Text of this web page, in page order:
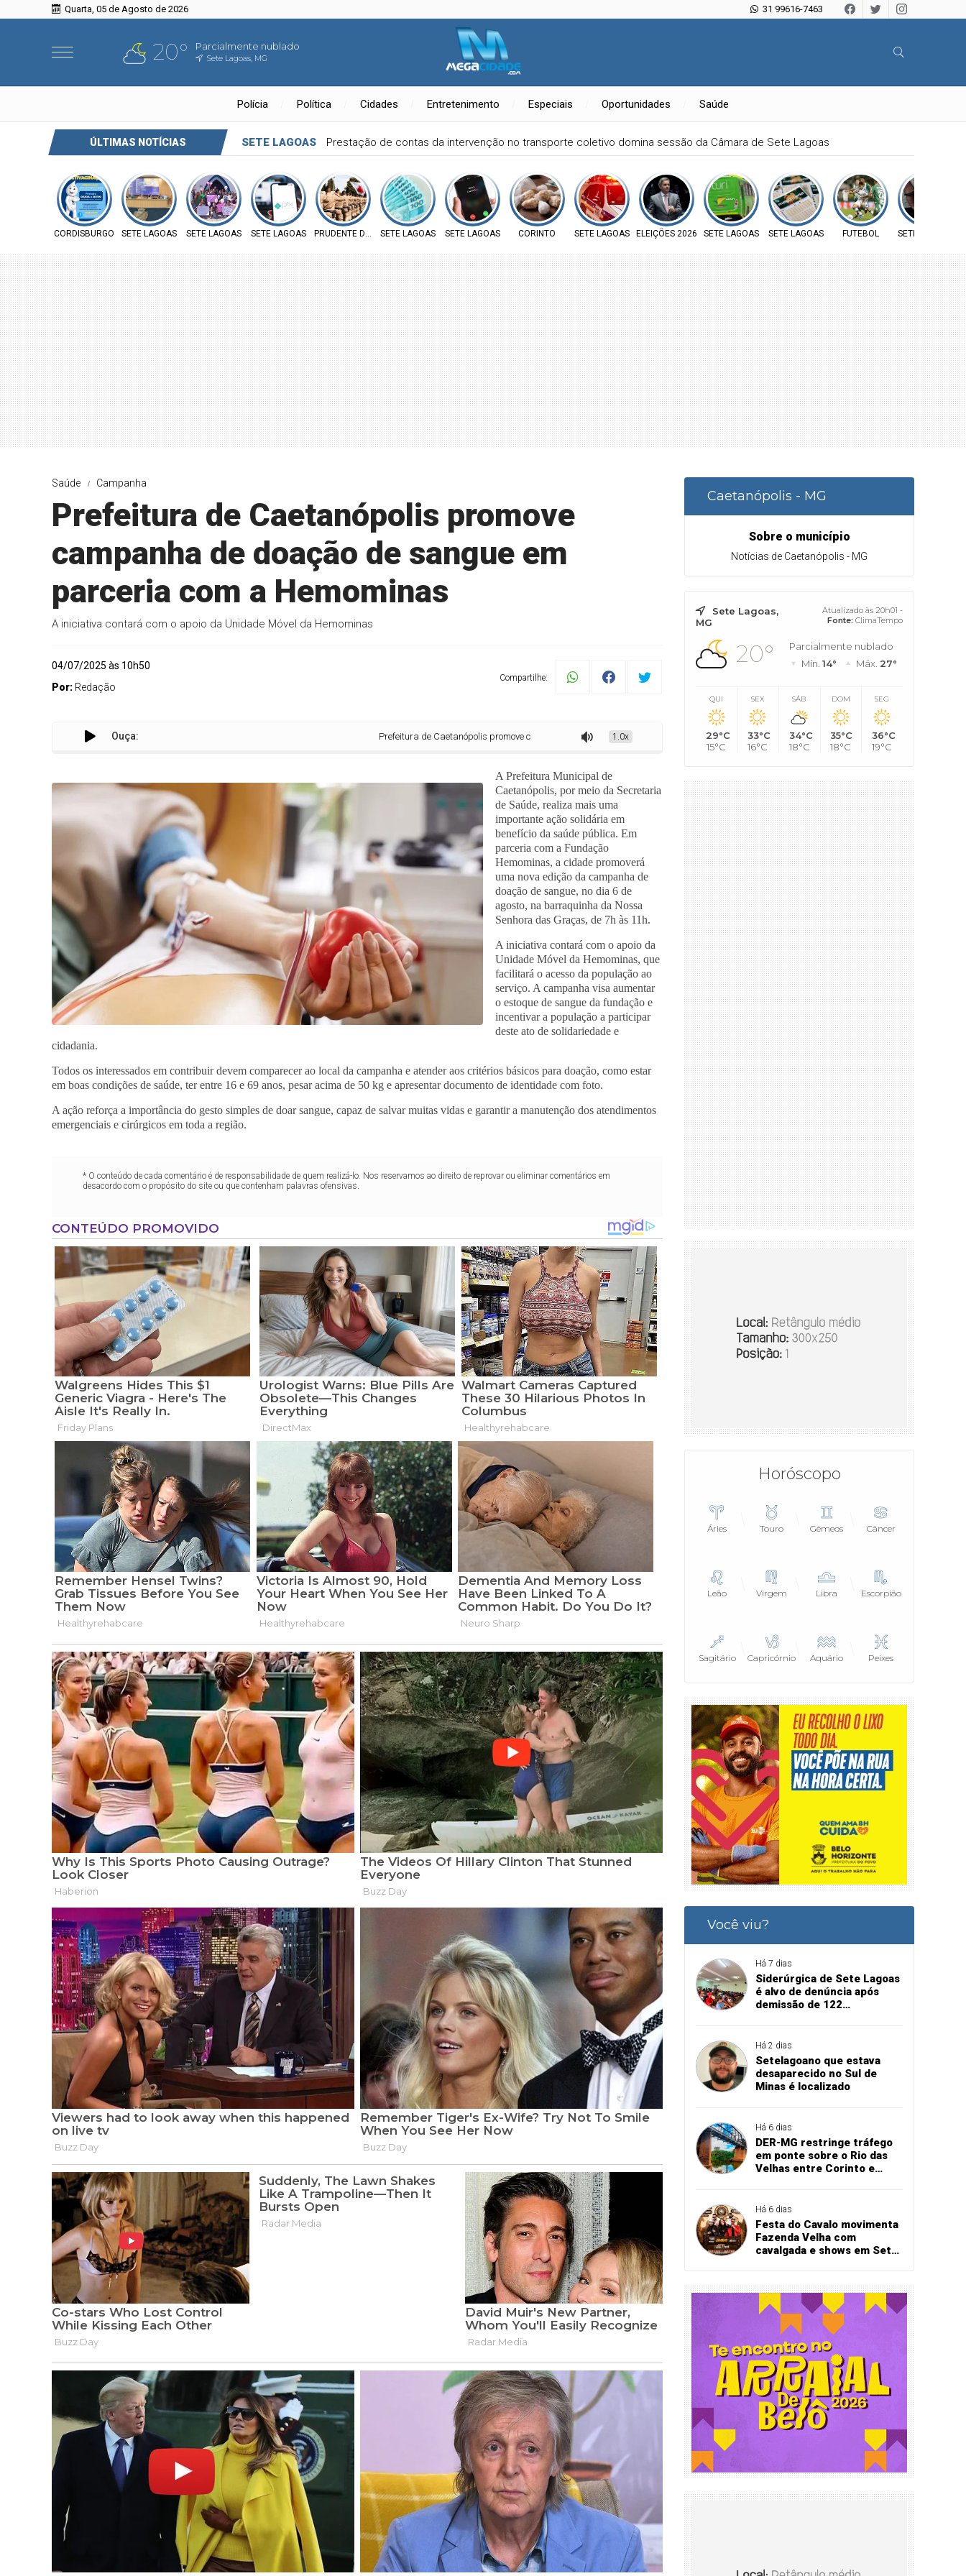
Quarta, 05 de Agosto de 2026 31 99616-7463
20° Parcialmente nublado
Sete Lagoas, MG
Polícia Política Cidades Entretenimento Especiais Oportunidades Saúde
ÚLTIMAS NOTÍCIAS SETE LAGOAS Prestação de contas da intervenção no transporte coletivo domina sessão da Câmara de Sete Lagoas
CORDISBURGO SETE LAGOAS SETE LAGOAS SETE LAGOAS PRUDENTE DE MORAISSETE LAGOAS SETE LAGOAS CORINTO SETE LAGOAS ELEIÇÕES 2026 SETE LAGOAS SETE LAGOAS FUTEBOL SETE LAGOAS
Saúde Campanha
Prefeitura de Caetanópolis promove
campanha de doação de sangue em
parceria com a Hemominas
A iniciativa contará com o apoio da Unidade Móvel da Hemominas
04/07/2025 às 10h50
Por: Redação
Compartilhe:
Ouça: Prefeitura de Caetanópolis promove campanha de doação de sangue em parceria com a Hemominas
1.0x
A Prefeitura Municipal de
Caetanópolis, por meio da Secretaria
de Saúde, realiza mais uma
importante ação solidária em
benefício da saúde pública. Em
parceria com a Fundação
Hemominas, a cidade promoverá
uma nova edição da campanha de
doação de sangue, no dia 6 de
agosto, na barraquinha da Nossa
Senhora das Graças, de 7h às 11h.
A iniciativa contará com o apoio da
Unidade Móvel da Hemominas, que
facilitará o acesso da população ao
serviço. A campanha visa aumentar
o estoque de sangue da fundação e
incentivar a população a participar
deste ato de solidariedade e
cidadania.
Todos os interessados em contribuir devem comparecer ao local da campanha e atender aos critérios básicos para doação, como estar
em boas condições de saúde, ter entre 16 e 69 anos, pesar acima de 50 kg e apresentar documento de identidade com foto.
A ação reforça a importância do gesto simples de doar sangue, capaz de salvar muitas vidas e garantir a manutenção dos atendimentos
emergenciais e cirúrgicos em toda a região.
* O conteúdo de cada comentário é de responsabilidade de quem realizá-lo. Nos reservamos ao direito de reprovar ou eliminar comentários em
desacordo com o propósito do site ou que contenham palavras ofensivas.
Caetanópolis - MG
Sobre o município
Notícias de Caetanópolis - MG
Sete Lagoas,
MG
Atualizado às 20h01 -
Fonte: ClimaTempo
20°
Parcialmente nublado
Mín. 14° Máx. 27°
QUI
29°C
15°C
SEX
33°C
16°C
SÁB
34°C
18°C
DOM
35°C
18°C
SEG
36°C
19°C
Horóscopo
Áries Touro Gêmeos Câncer
Leão Virgem Libra Escorpião
Sagitário Capricórnio Aquário Peixes
Você viu?
Há 7 dias
Siderúrgica de Sete Lagoas
é alvo de denúncia após
demissão de 122
Há 2 dias
Setelagoano que estava
desaparecido no Sul de
Minas é localizado
Há 6 dias
DER-MG restringe tráfego
em ponte sobre o Rio das
Velhas entre Corinto e
Há 6 dias
Festa do Cavalo movimenta
Fazenda Velha com
cavalgada e shows em Sete